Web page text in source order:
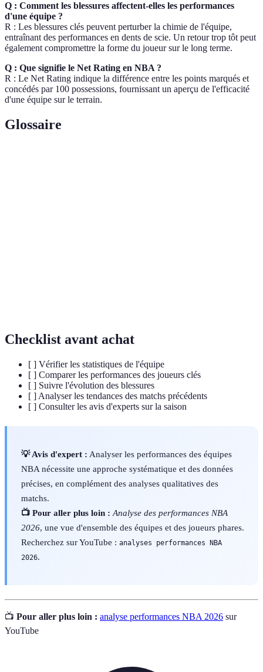
Q : Comment les blessures affectent-elles les performances
d'une équipe ?
R : Les blessures clés peuvent perturber la chimie de l'équipe,
entraînant des performances en dents de scie. Un retour trop tôt peut
également compromettre la forme du joueur sur le long terme.
Q : Que signifie le Net Rating en NBA ?
R : Le Net Rating indique la différence entre les points marqués et
concédés par 100 possessions, fournissant un aperçu de l'efficacité
d'une équipe sur le terrain.
Glossaire
Checklist avant achat
[ ] Vérifier les statistiques de l'équipe
[ ] Comparer les performances des joueurs clés
[ ] Suivre l'évolution des blessures
[ ] Analyser les tendances des matchs précédents
[ ] Consulter les avis d'experts sur la saison
💡 Avis d'expert : Analyser les performances des équipes
NBA nécessite une approche systématique et des données
précises, en complément des analyses qualitatives des
matchs.
📺 Pour aller plus loin : Analyse des performances NBA
2026, une vue d'ensemble des équipes et des joueurs phares.
Recherchez sur YouTube : analyses performances NBA
2026.
📺 Pour aller plus loin : analyse performances NBA 2026 sur
YouTube